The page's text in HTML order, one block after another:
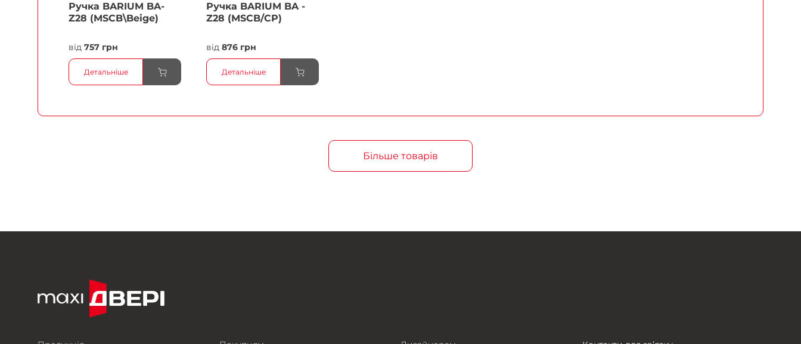
Ручка BARIUM BA-
Z28 (MSCB\Beige)
від 757 грн
Детальніше
Ручка BARIUM BA -
Z28 (MSCB/CP)
від876 грн
Детальніше
Більше товарів